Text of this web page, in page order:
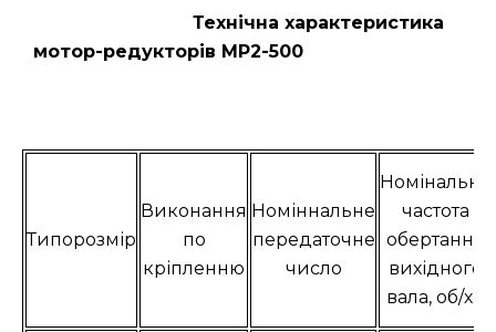
Технічна характеристика
мотор-редукторів МР2-500
Типорозмір
Виконання
по
кріпленню
Номіннальне
передаточне
число
Номінальна
частота
обертання
вихідного
вала, об/хв